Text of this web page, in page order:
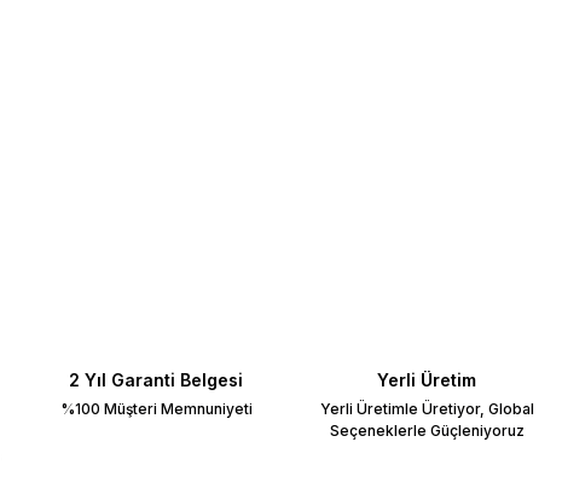
2 Yıl Garanti Belgesi
%100 Müşteri Memnuniyeti
Yerli Üretim
Yerli Üretimle Üretiyor, Global
Seçeneklerle Güçleniyoruz